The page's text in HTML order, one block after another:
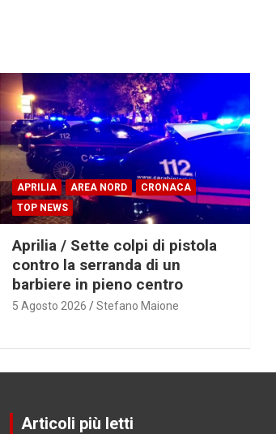
APRILIA AREA NORD
CRONACA
TOP NEWS
Aprilia / Sette colpi di pistola
contro la serranda di un
barbiere in pieno centro
5 Agosto 2026 Stefano Maione
Articoli più letti